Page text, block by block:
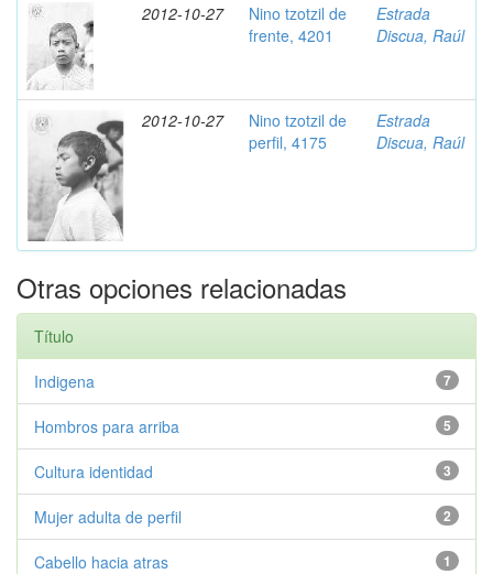
2012-10-27
Nino tzotzil de
frente, 4201
Estrada
Discua, Raúl
2012-10-27
Nino tzotzil de
perfil, 4175
Estrada
Discua, Raúl
Otras opciones relacionadas
Título
7
Indigena
5
Hombros para arriba
3
Cultura identidad
2
Mujer adulta de perfil
1
Cabello hacia atras